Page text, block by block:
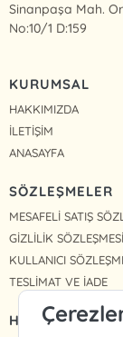
Sinanpaşa Mah.
No:10/1 D:159
KURUMSAL
HAKKIMIZDA
İLETİŞİM
ANASAYFA
SÖZLEŞMELER
MESAFELİ SATIŞ
GİZLİLİK SÖZLEŞMESİ
KULLANICI
TESLİMAT VE İADE
HIZLI ERİŞİM